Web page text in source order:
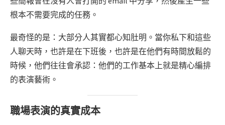
根本不需要完成的任務。
最奇怪的是：大部分人其實都心知肚明。當你私下和這些
人聊天時，也許是在下班後，也許是在他們有時間放鬆的
時候，他們往往會承認：他們的工作基本上就是精心編排
的表演藝術。
職場表演的真實成本